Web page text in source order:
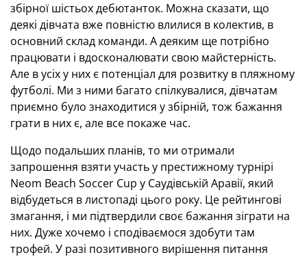
збірної шістьох дебютанток. Можна сказати, що
деякі дівчата вже повністю влилися в колектив, в
основний склад команди. А деяким ще потрібно
працювати і вдосконалювати свою майстерність.
Але в усіх у них є потенціал для розвитку в пляжному
футболі. Ми з ними багато спілкувалися, дівчатам
приємно було знаходитися у збірній, тож бажання
грати в них є, але все покаже час.
Щодо подальших планів, то ми отримали
запрошення взяти участь у престижному турнірі
Neom Beach Soccer Cup у Саудівській Аравії, який
відбудеться в листопаді цього року. Це рейтингові
змагання, і ми підтвердили своє бажання зіграти на
них. Дуже хочемо і сподіваємося здобути там
трофей. У разі позитивного вирішення питання